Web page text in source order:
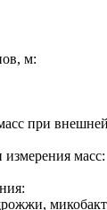
м:
при
масс: